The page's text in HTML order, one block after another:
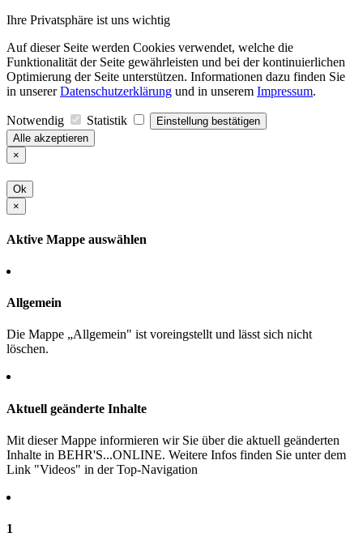
Ihre Privatsphäre ist uns wichtig
Auf dieser Seite werden Cookies verwendet, welche die
Funktionalität der Seite gewährleisten und bei der kontinuierlichen
Optimierung der Seite unterstützen. Informationen dazu finden Sie
in unsererDatenschutzerklärung und in unserem Impressum.
Notwendig Statistik
Einstellung bestätigen
Alle akzeptieren
×
Ok
×
Aktive Mappe auswählen
Allgemein
Die Mappe „Allgemein" ist voreingstellt und lässt sich nicht
löschen.
Aktuell geänderte Inhalte
Mit dieser Mappe informieren wir Sie über die aktuell geänderten
Inhalte in BEHR'S...ONLINE. Weitere Infos finden Sie unter dem
Link "Videos" in der Top-Navigation
1